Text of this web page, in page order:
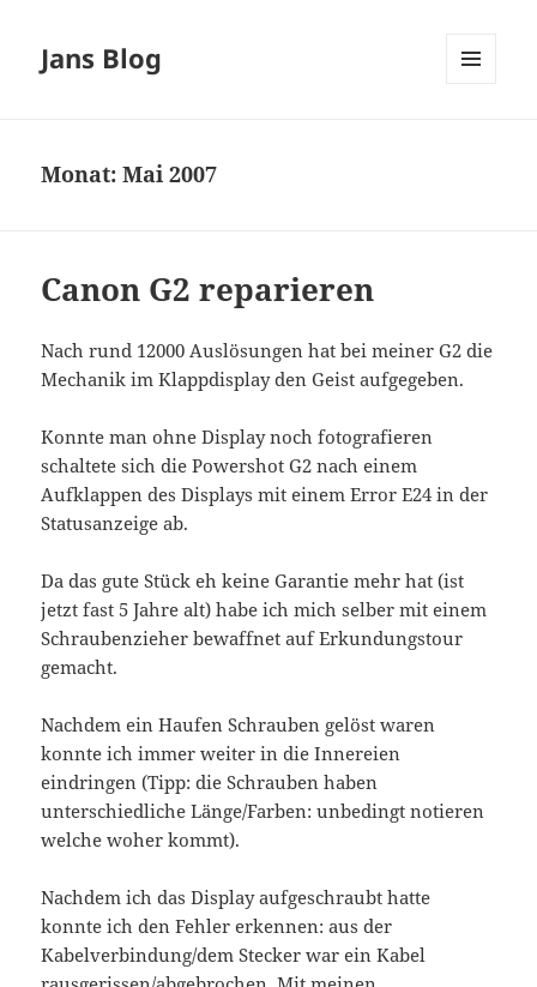
Jans Blog
Monat:Mai 2007
Canon G2 reparieren
Nach rund 12000 Auslösungen hat bei meiner G2 die
Mechanik im Klappdisplay den Geist aufgegeben.
Konnte man ohne Display noch fotografieren
schaltete sich die Powershot G2 nach einem
Aufklappen des Displays mit einem Error E24 in der
Statusanzeige ab.
Da das gute Stück eh keine Garantie mehr hat (ist
jetzt fast 5 Jahre alt) habe ich mich selber mit einem
Schraubenzieher bewaffnet auf Erkundungstour
gemacht.
Nachdem ein Haufen Schrauben gelöst waren
konnte ich immer weiter in die Innereien
eindringen (Tipp: die Schrauben haben
unterschiedliche Länge/Farben: unbedingt notieren
welche woher kommt).
Nachdem ich das Display aufgeschraubt hatte
konnte ich den Fehler erkennen: aus der
Kabelverbindung/dem Stecker war ein Kabel